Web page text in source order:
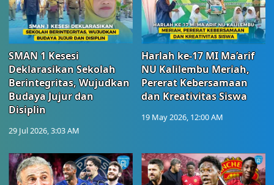
SMAN 1 Kesesi
Deklarasikan Sekolah
Berintegritas, Wujudkan
Budaya Jujur dan
Disiplin
29 Jul 2026, 3:03 AM
Harlah ke-17 MI Ma’arif
NU Kalilembu Meriah,
Pererat Kebersamaan
dan Kreativitas Siswa
19 May 2026, 12:00 AM